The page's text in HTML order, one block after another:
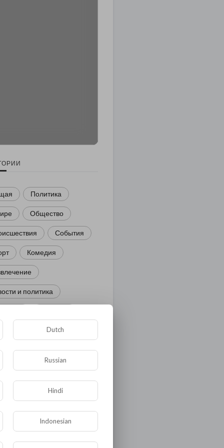
Политика
Общество
События
Комедия
и политика
ЖКХ
Медицина
и образование
Dutch
Russian
Hindi
Indonesian